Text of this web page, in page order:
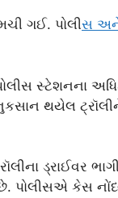
ગઈ. પોલીસ
સ્ટેશનના
થયેલ
ડ્રાઈવર
પોલીસએ કેસ